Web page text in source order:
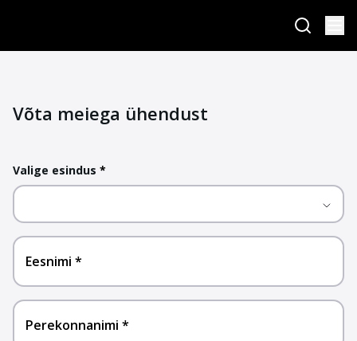
Võta meiega ühendust
Valige esindus *
Eesnimi
Perekonnanimi